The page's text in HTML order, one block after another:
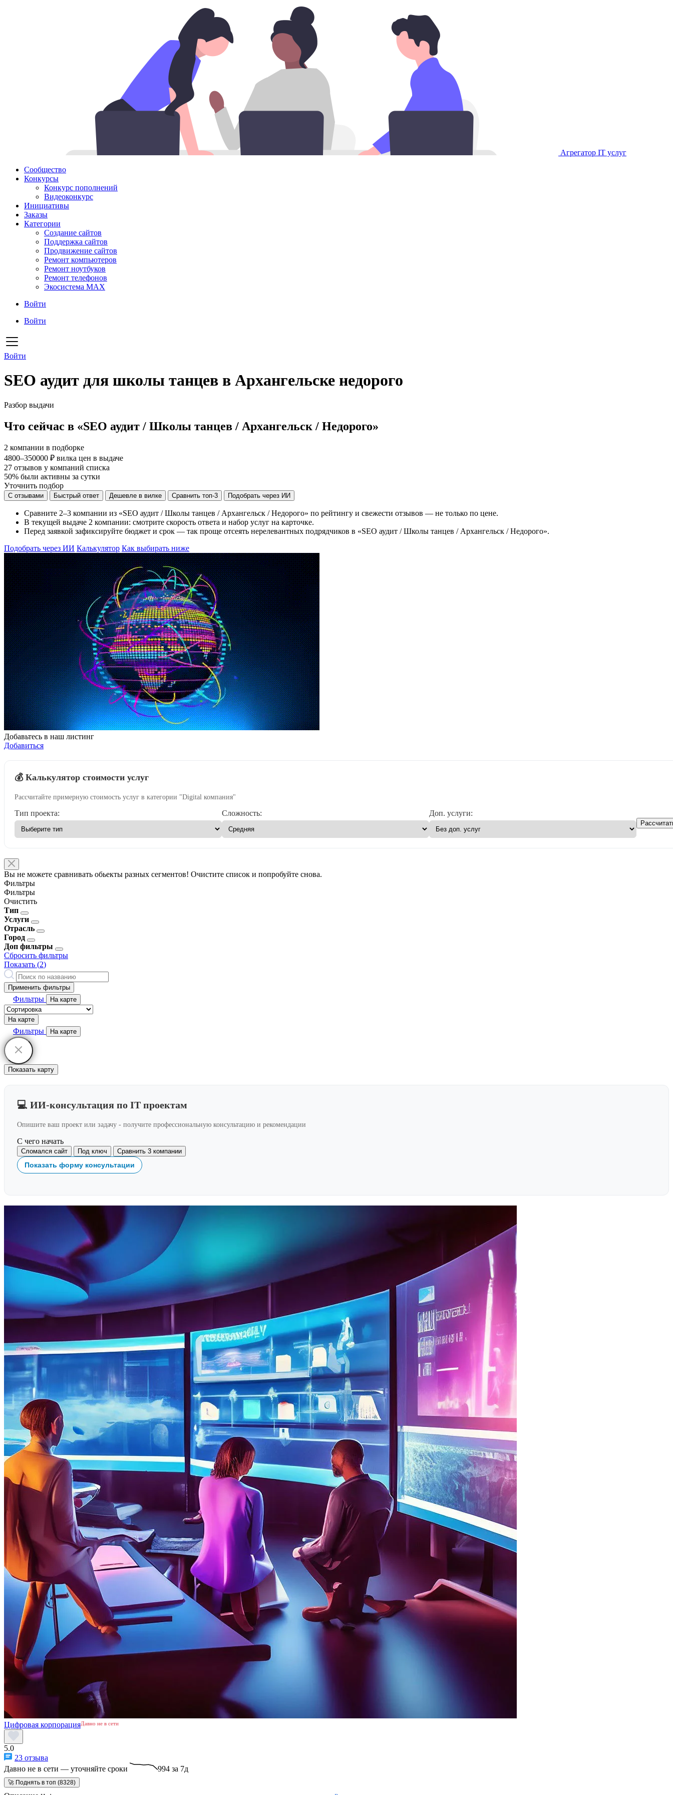
Агрегатор IT услуг
Сообщество
Конкурсы
Конкурс пополнений
Видеоконкурс
Инициативы
Заказы
Категории
Создание сайтов
Поддержка сайтов
Продвижение сайтов
Ремонт компьютеров
Ремонт ноутбуков
Ремонт телефонов
Экосистема MAX
Войти
Войти
Войти
SEO аудит для школы танцев в Архангельске недорого
Разбор выдачи
Что сейчас в «SEO аудит / Школы танцев / Архангельск / Недорого»
2 компании в подборке
4800–350000 ₽ вилка цен в выдаче
27 отзывов у компаний списка
50% были активны за сутки
Уточнить подбор
С отзывами Быстрый ответ Дешевле в вилке Сравнить топ-3 Подобрать через ИИ
Сравните 2–3 компании из «SEO аудит / Школы танцев / Архангельск / Недорого» по рейтингу и свежести отзывов — не только по цене.
В текущей выдаче 2 компании: смотрите скорость ответа и набор услуг на карточке.
Перед заявкой зафиксируйте бюджет и срок — так проще отсеять нерелевантных подрядчиков в «SEO аудит / Школы танцев / Архангельск / Недорого».
Подобрать через ИИ Калькулятор Как выбирать ниже
Добавьтесь в наш листинг
Добавиться
💰 Калькулятор стоимости услуг
Рассчитайте примерную стоимость услуг в категории "Digital компания"
Тип проекта: Сложность: Доп. услуги:
Вы не можете сравнивать обьекты разных сегментов! Очистите список и попробуйте снова.
Фильтры
Фильтры
Очистить
Тип
Услуги
Отрасль
Город
Доп фильтры
Сбросить фильтры
Показать (2)
Применить фильтры
Фильтры На карте
На карте
Фильтры На карте
Показать карту
💻 ИИ-консультация по IT проектам
Опишите ваш проект или задачу - получите профессиональную консультацию и рекомендации
С чего начать
Сломался сайт Под ключ Сравнить 3 компании
Показать форму консультации
Цифровая корпорацияДавно не в сети
5.0
23 отзыва
Давно не в сети — уточняйте сроки
994 за 7д
🚀 Поднять в топ (8328)